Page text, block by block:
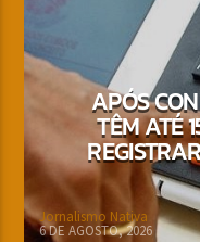
APÓS
TÊM ATÉ
Jornalismo Nativa
6 DE AGOSTO, 2026